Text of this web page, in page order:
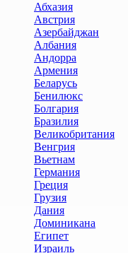
Абхазия
Австрия
Азербайджан
Албания
Андорра
Армения
Беларусь
Бенилюкс
Болгария
Бразилия
Великобритания
Венгрия
Вьетнам
Германия
Греция
Грузия
Дания
Доминикана
Египет
Израиль